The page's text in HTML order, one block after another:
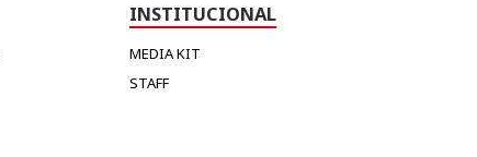
INSTITUCIONAL
MEDIA KIT
STAFF